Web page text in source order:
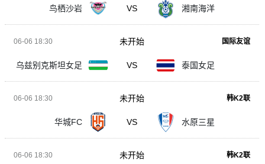
鸟栖沙岩 VS 湘南海洋
06-06 18:30 国际友谊
乌兹别克斯坦女足 VS 泰国女足
未开始
06-06 18:30 韩K2联
华城FC VS 水原三星
未开始
06-06 18:30 韩K2联
未开始